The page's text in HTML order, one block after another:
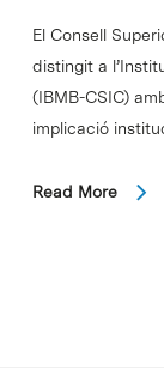
El Consell
distingit a
(IBMB-CSIC)
implicació
Read More